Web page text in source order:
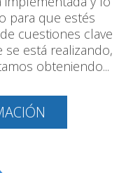
para que estés
cuestiones clave
se está realizando,
obteniendo...